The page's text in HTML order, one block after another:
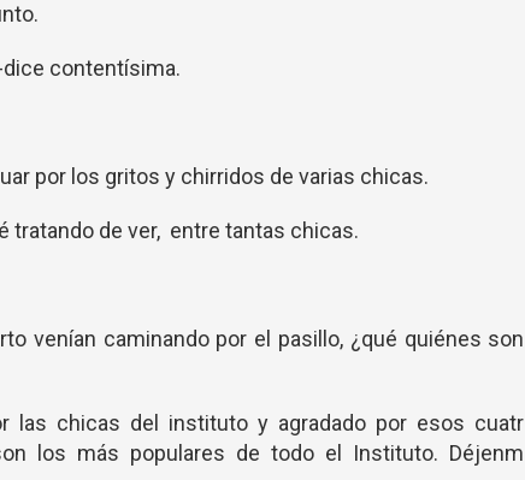
dice contentísima.
por los gritos y chirridos de varias chicas.
tratando de ver, entre tantas chicas.
venían caminando por el pasillo, ¿qué quiénes
las chicas del instituto y agradado por esos
los más populares de todo el Instituto.